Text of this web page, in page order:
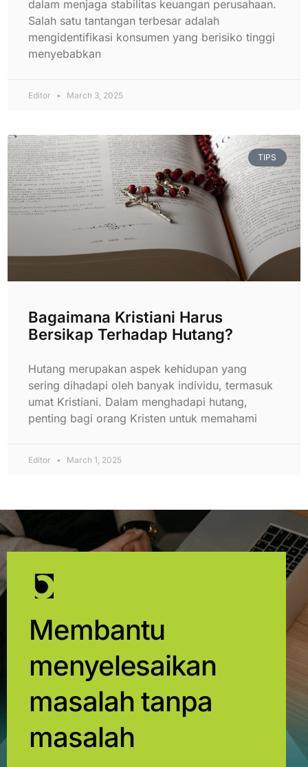
dalam menjaga stabilitas keuangan perusahaan.
Salah satu tantangan terbesar adalah
mengidentifikasi konsumen yang berisiko tinggi
menyebabkan
Editor March 3, 2025
TIPS
Bagaimana Kristiani Harus
Bersikap Terhadap Hutang?
Hutang merupakan aspek kehidupan yang
sering dihadapi oleh banyak individu, termasuk
umat Kristiani. Dalam menghadapi hutang,
penting bagi orang Kristen untuk memahami
Editor March 1, 2025
Membantu
menyelesaikan
masalah tanpa
masalah